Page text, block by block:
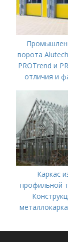
ворота
PROTrend и
отличия и
Каркас
профильной